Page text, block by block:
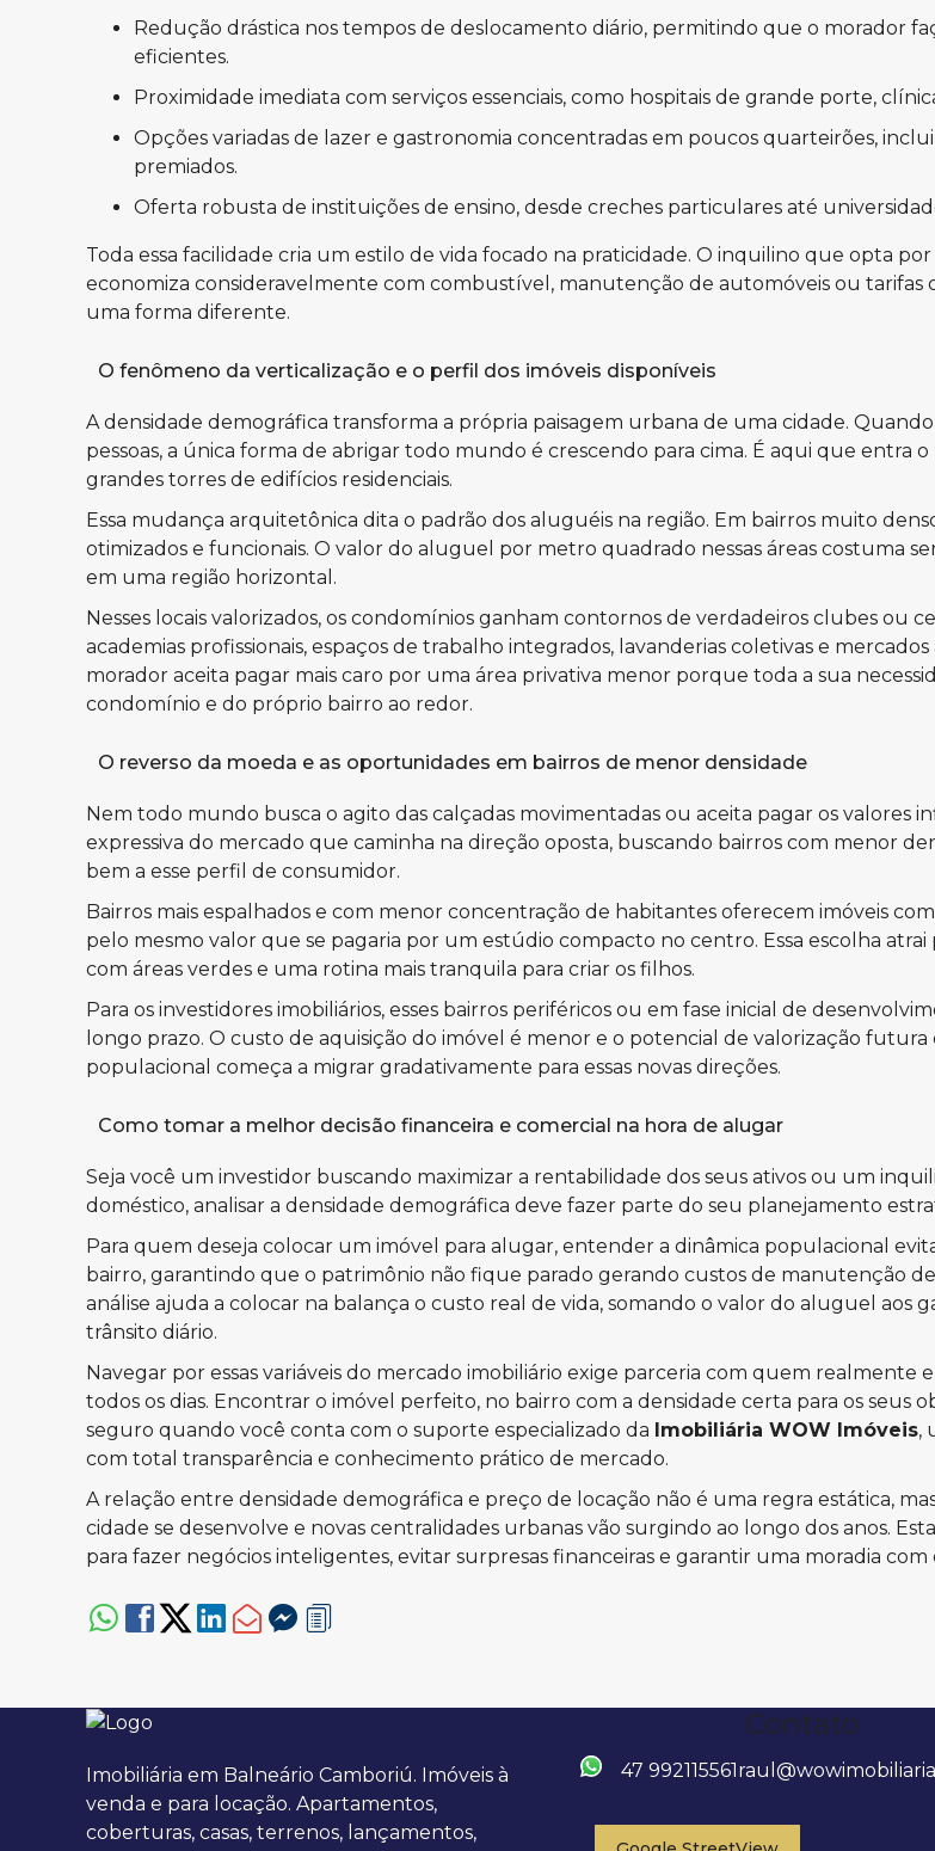
Redução drástica nos tempos de deslocamento diário, permitindo que o morador
eficientes.
Proximidade imediata com serviços essenciais, como hospitais de grande porte,
Opções variadas de lazer e gastronomia concentradas em poucos quarteirões,
premiados.
Oferta robusta de instituições de ensino, desde creches particulares até
Toda essa facilidade cria um estilo de vida focado na praticidade. O inquilino que opta
economiza consideravelmente com combustível, manutenção de automóveis ou
uma forma diferente.
O fenômeno da verticalização e o perfil dos imóveis disponíveis
A densidade demográfica transforma a própria paisagem urbana de uma cidade.
pessoas, a única forma de abrigar todo mundo é crescendo para cima. É aqui que entra
grandes torres de edifícios residenciais.
Essa mudança arquitetônica dita o padrão dos aluguéis na região. Em bairros muito
otimizados e funcionais. O valor do aluguel por metro quadrado nessas áreas costuma
em uma região horizontal.
Nesses locais valorizados, os condomínios ganham contornos de verdadeiros clubes ou
academias profissionais, espaços de trabalho integrados, lavanderias coletivas e
morador aceita pagar mais caro por uma área privativa menor porque toda a sua
condomínio e do próprio bairro ao redor.
O reverso da moeda e as oportunidades em bairros de menor densidade
Nem todo mundo busca o agito das calçadas movimentadas ou aceita pagar os valores
expressiva do mercado que caminha na direção oposta, buscando bairros com menor
bem a esse perfil de consumidor.
Bairros mais espalhados e com menor concentração de habitantes oferecem imóveis
pelo mesmo valor que se pagaria por um estúdio compacto no centro. Essa escolha
com áreas verdes e uma rotina mais tranquila para criar os filhos.
Para os investidores imobiliários, esses bairros periféricos ou em fase inicial de
longo prazo. O custo de aquisição do imóvel é menor e o potencial de valorização
populacional começa a migrar gradativamente para essas novas direções.
Como tomar a melhor decisão financeira e comercial na hora de alugar
Seja você um investidor buscando maximizar a rentabilidade dos seus ativos ou um
doméstico, analisar a densidade demográfica deve fazer parte do seu planejamento
Para quem deseja colocar um imóvel para alugar, entender a dinâmica populacional
bairro, garantindo que o patrimônio não fique parado gerando custos de manutenção
análise ajuda a colocar na balança o custo real de vida, somando o valor do aluguel
trânsito diário.
Navegar por essas variáveis do mercado imobiliário exige parceria com quem
todos os dias. Encontrar o imóvel perfeito, no bairro com a densidade certa para os seus
seguro quando você conta com o suporte especializado da Imobiliária WOW Imóveis,
com total transparência e conhecimento prático de mercado.
A relação entre densidade demográfica e preço de locação não é uma regra estática,
cidade se desenvolve e novas centralidades urbanas vão surgindo ao longo dos anos.
para fazer negócios inteligentes, evitar surpresas financeiras e garantir uma moradia
Imobiliária em Balneário Camboriú. Imóveis à
venda e para locação. Apartamentos,
coberturas, casas, terrenos, lançamentos,
Contato
47 992115561